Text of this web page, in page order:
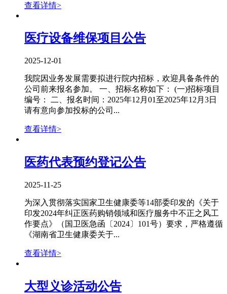
查看详情>
医疗设备维保项目公告
2025-12-01
我院因业务发展需要拟进行院内招标，欢迎具备条件的
公司前来报名参加。 一、招标名称如下： (一)招标项目
编号： 二、报名时间：2025年12月01至2025年12月3日
请有意向参加投标的公司...
查看详情>
医药代表预约登记公告
2025-11-25
为深入贯彻落实国家卫生健康委等14部委印发的《关于
印发2024年纠正医药购销领域和医疗服务中不正之风工
作要点》（国卫医急函〔2024〕101号）要求，严格遵循
《湖南省卫生健康委关于...
查看详情>
大型义诊活动公告